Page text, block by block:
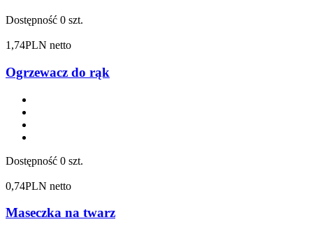
Dostępność 0 szt.
1,74PLN netto
Ogrzewacz do rąk
Dostępność 0 szt.
0,74PLN netto
Maseczka na twarz